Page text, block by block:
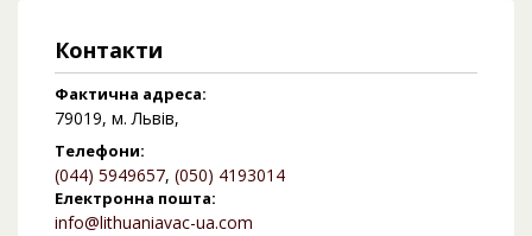
Контакти
Фактична адреса:
79019, м. Львів,
Телефони:
(044) 5949657, (050) 4193014
Електронна пошта:
info@lithuaniavac-ua.com